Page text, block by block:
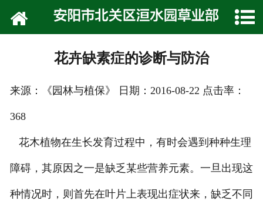
网站首页
在线留言
联系我们
花卉缺素症的诊断与防治
来源：《园林与植保》 日期：2016-08-22 点击率：
368
花木植物在生长发育过程中，有时会遇到种种生理
障碍，其原因之一是缺乏某些营养元素。一旦出现这
种情况时，则首先在叶片上表现出症状来，缺乏不同